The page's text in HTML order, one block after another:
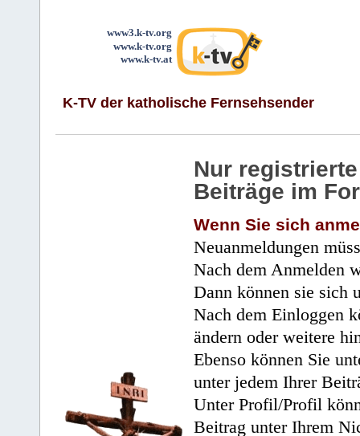
www3.k-tv.org
www.k-tv.org
www.k-tv.at
K-TV der katholische Fernsehsender
Nur
Beiträge im
Wenn Sie sich
Neuanmeldungen
Nach dem Anmelden
Dann können sie sich
Nach dem Einloggen
ändern oder weitere
Ebenso können Sie
unter jedem Ihrer
Unter Profil/Profil
Beitrag unter Ihrem